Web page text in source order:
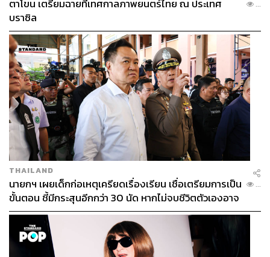
ตาโขน เตรียมฉายที่เทศกาลภาพยนตร์ไทย ณ ประเทศ
บราซิล
...
THAILAND
นายกฯ เผยเด็กก่อเหตุเครียดเรื่องเรียน เชื่อเตรียมการเป็น
ขั้นตอน ชี้มีกระสุนอีกกว่า 30 นัด หากไม่จบชีวิตตัวเองอาจ
สูญเสียเพิ่ม
...